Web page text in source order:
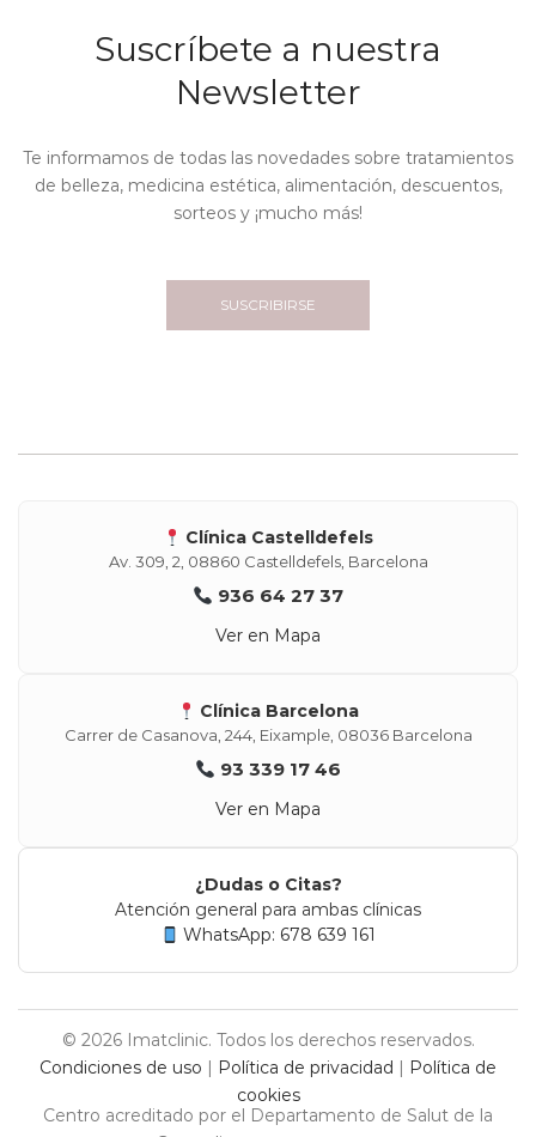
Suscríbete a nuestra
Newsletter
Te informamos de todas las novedades sobre tratamientos
de belleza, medicina estética, alimentación, descuentos,
sorteos y ¡mucho más!
SUSCRIBIRSE
Clínica Castelldefels
Av. 309, 2, 08860 Castelldefels, Barcelona
936 64 27 37
Ver en Mapa
Clínica Barcelona
Carrer de Casanova, 244, Eixample, 08036 Barcelona
93 339 17 46
Ver en Mapa
¿Dudas o Citas?
Atención general para ambas clínicas
WhatsApp: 678 639 161
© 2026 Imatclinic. Todos los derechos reservados.
Condiciones de uso | Política de privacidad | Política de
cookies
Centro acreditado por el Departamento de Salut de la